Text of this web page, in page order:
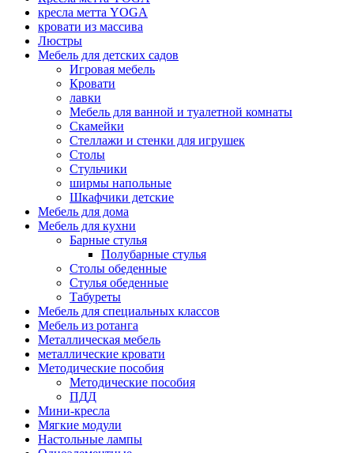
кресла метта YOGA
кровати из массива
Люстры
Мебель для детских садов
Игровая мебель
Кровати
лавки
Мебель для ванной и туалетной комнаты
Скамейки
Стеллажи и стенки для игрушек
Столы
Стульчики
ширмы напольные
Шкафчики детские
Мебель для дома
Мебель для кухни
Барные стулья
Полубарные стулья
Столы обеденные
Стулья обеденные
Табуреты
Мебель для специальных классов
Мебель из ротанга
Металлическая мебель
металлические кровати
Методические пособия
Методические пособия
ПДД
Мини-кресла
Мягкие модули
Настольные лампы